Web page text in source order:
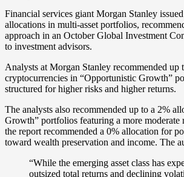
Financial services giant Morgan Stanley
allocations in multi-asset portfolios,
approach in an October Global Investment
to investment advisors.
Analysts at Morgan Stanley recommended up
cryptocurrencies in “Opportunistic Growth”
structured for higher risks and higher returns.
The analysts also recommended up to a 2%
Growth” portfolios featuring a more
the report recommended a 0% allocation for
toward wealth preservation and income. The
“While the emerging asset class has
outsized total returns and declining